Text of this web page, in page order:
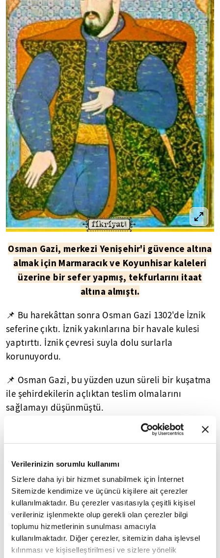
Verilerinizin sorumlu kullanımı
Sizlere daha iyi bir hizmet sunabilmek için İnternet
Sitemizde kendimize ve üçüncü kişilere ait çerezler
kullanılmaktadır. Bu çerezler vasıtasıyla çeşitli kişisel
verileriniz işlenmekte olup gerekli olan çerezler bilgi
toplumu hizmetlerinin sunulması amacıyla
kullanılmaktadır. Diğer çerezler, sitemizin daha işlevsel
kılınması ve kişiselleştirilmesi ve sizlere yönelik
Osman Gazi, merkezi Yenişehir'i güvence altına
almak için Marmaracık ve Koyunhisar kaleleri
üzerine bir sefer yapmış, tekfurlarını itaat
altına almıştı.
📌 Bu harekâttan sonra Osman Gazi 1302'de İznik
seferine çıktı. İznik yakınlarına bir havale kulesi
yaptırttı. İznik çevresi suyla dolu surlarla
korunuyordu.
📌 Osman Gazi, bu yüzden uzun süreli bir kuşatma
ile şehirdekilerin açlıktan teslim olmalarını
sağlamayı düşünmüştü.
📌 Draz (Uzun) Ali isimli bir komutanı ile bir miktar
askeri kuleye bırakarak, İznik'e giriş çıkışı
engelledi. İznikliler, bu durum üzerine İstanbul'dan
🔍OSMAN GAZİ ORHAN GAZİ'YE NE ÖĞÜT VERDİ?
/18
BİZANS OSMAN GAZİ’YE KARŞI HAREKETE
GEÇTİ